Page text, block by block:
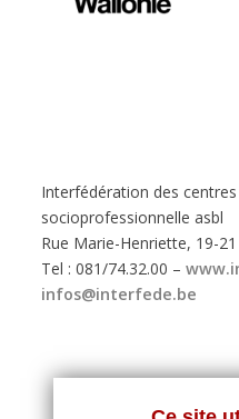
Interfédération des centres
socioprofessionnelle asbl
Rue Marie-Henriette, 19-
Tel : 081/74.32.00 –
infos@interfede.be